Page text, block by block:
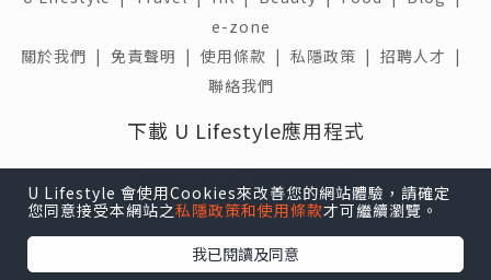
e-zone
關於我們 | 免責聲明 | 使用條款 | 私隱政策 | 招聘人才 |
聯絡我們
下載 U Lifestyle應用程式
U Lifestyle 會使用Cookies來改善您的網站體驗，請確定
您同意接受本網站之私隱政策和使用條款才可繼續瀏覽。
我已閱讀及同意